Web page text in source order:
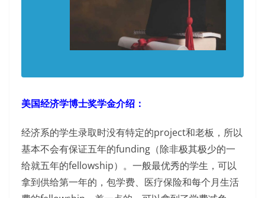
美国经济学博士奖学金介绍：
经济系的学生录取时没有特定的project和老板，所以
基本不会有保证五年的funding（除非极其极少的一
给就五年的fellowship）。一般最优秀的学生，可以
拿到供给第一年的，包学费、医疗保险和每个月生活